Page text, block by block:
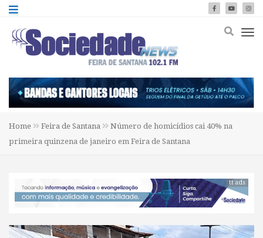
Home Feira de Santana
Número de homicídios cai 40% na
primeira quinzena de janeiro em Feira de Santana
tt ads